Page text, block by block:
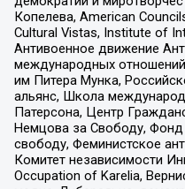
Копелева, American
Cultural Vistas, Institute of
Антивоенное движение
международных
им Питера Мунка,
альянс, Школа
Патерсона, Центр
Немцова за Свободу,
свободу, Феминистское
Комитет независимости
Occupation of Karelia,